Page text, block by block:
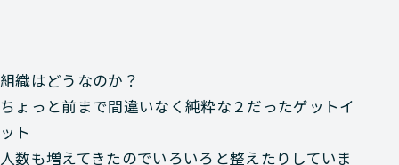
組織はどうなのか？
ちょっと前まで間違いなく純粋な２だったゲットイ
ット
人数も増えてきたのでいろいろと整えたりしていま